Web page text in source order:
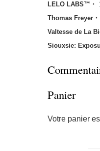
LELO LABS™・
Thomas Freyer・
Valtesse de La
Siouxsie:
Panier
Votre panier